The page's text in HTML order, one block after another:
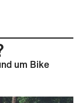
um Bike